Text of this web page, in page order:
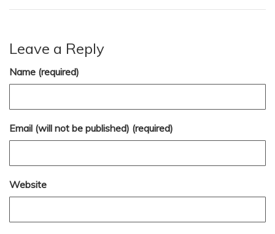
Leave a Reply
Name (required)
Email (will not be published) (required)
Website